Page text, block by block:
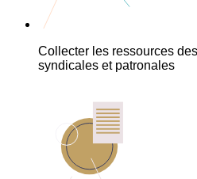
Collecter les ressources
syndicales et patronales